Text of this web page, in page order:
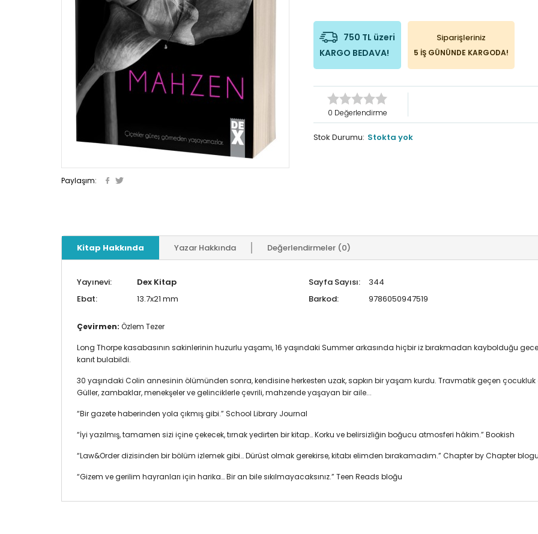
Paylaşım:
750 TL üzeri
KARGO BEDAVA!
Siparişleriniz
5 İŞ GÜNÜNDE KARGODA!
0 Değerlendirme
Stok Durumu: Stokta yok
Kitap Hakkında Yazar Hakkında Değerlendirmeler (0)
Yayınevi: Dex Kitap Sayfa Sayısı:
344
Ebat:
13.7x21 mm Barkod: 9786050947519
Çevirmen: Özlem Tezer
Long Thorpe kasabasının sakinlerinin huzurlu yaşamı, 16 yaşındaki Summer arkasında hiçbir iz bırakmadan kaybolduğu
kanıt bulabildi.
30 yaşındaki Colin annesinin ölümünden sonra, kendisine herkesten uzak, sapkın bir yaşam kurdu. Travmatik geçen
Güller, zambaklar, menekşeler ve gelinciklerle çevrili, mahzende yaşayan bir aile...
“Bir gazete haberinden yola çıkmış gibi.” School Library Journal
“İyi yazılmış, tamamen sizi içine çekecek, tırnak yedirten bir kitap… Korku ve belirsizliğin boğucu atmosferi hâkim.” Bookish
“Law&Order dizisinden bir bölüm izlemek gibi… Dürüst olmak gerekirse, kitabı elimden bırakamadım.” Chapter by Chapter
“Gizem ve gerilim hayranları için harika… Bir an bile sıkılmayacaksınız.” Teen Reads bloğu